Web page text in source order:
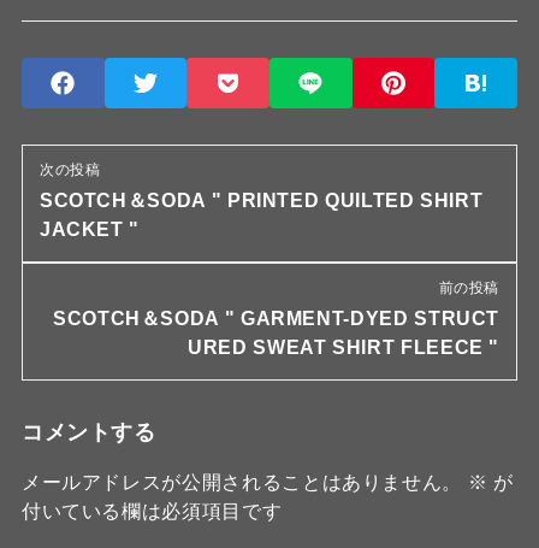
次の投稿
SCOTCH＆SODA " PRINTED QUILTED SHIRT
JACKET "
前の投稿
SCOTCH＆SODA " GARMENT-DYED STRUCT
URED SWEAT SHIRT FLEECE "
コメントする
メールアドレスが公開されることはありません。 ※ が
付いている欄は必須項目です